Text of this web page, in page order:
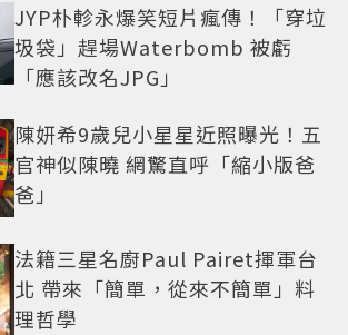
JYP朴軫永爆笑短片瘋傳！「穿垃
圾袋」趕場Waterbomb 被虧
「應該改名JPG」
陳妍希9歲兒小星星近照曝光！五
官神似陳曉 網驚直呼「縮小版爸
爸」
法籍三星名廚Paul Pairet揮軍台
北 帶來「簡單，從來不簡單」料
理哲學